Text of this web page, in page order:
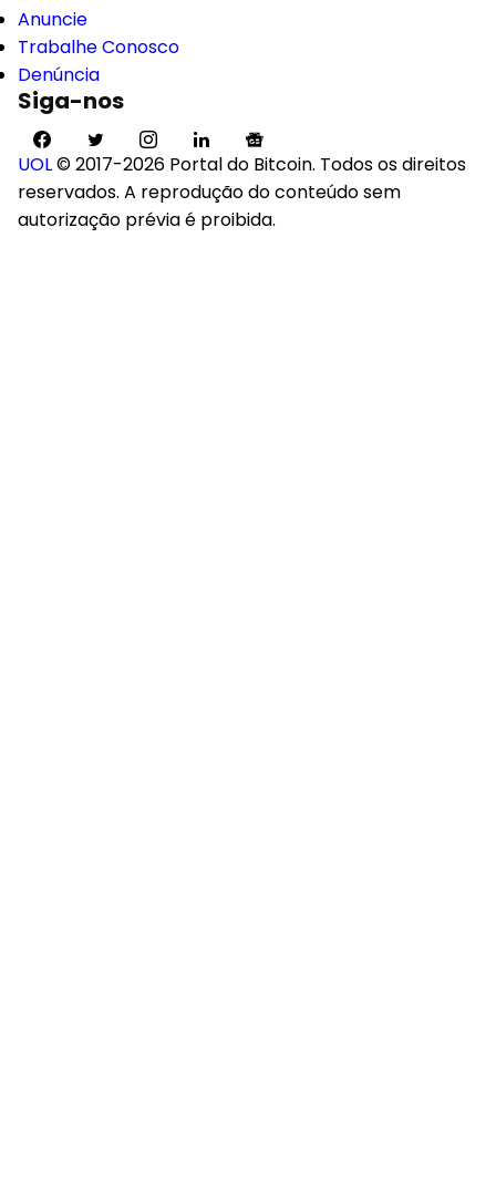
Anuncie
Trabalhe Conosco
Denúncia
Siga-nos
UOL© 2017-2026 Portal do Bitcoin. Todos os direitos
reservados. A reprodução do conteúdo sem
autorização prévia é proibida.